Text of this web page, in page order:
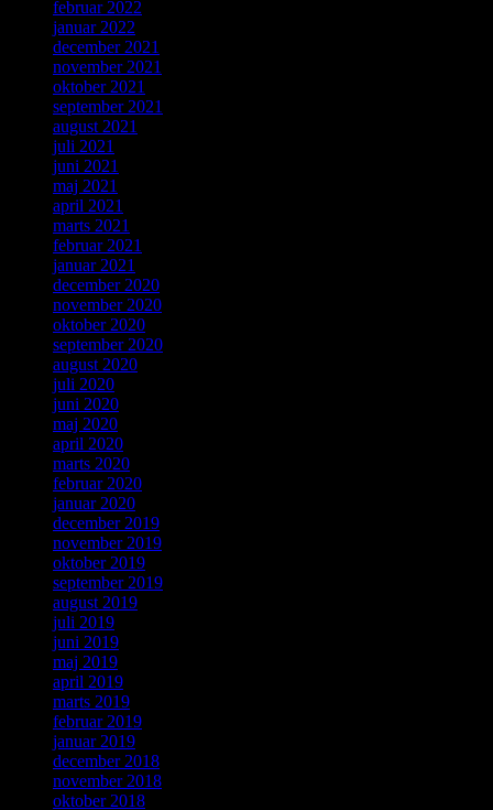
februar 2022
januar 2022
december 2021
november 2021
oktober 2021
september 2021
august 2021
juli 2021
juni 2021
maj 2021
april 2021
marts 2021
februar 2021
januar 2021
december 2020
november 2020
oktober 2020
september 2020
august 2020
juli 2020
juni 2020
maj 2020
april 2020
marts 2020
februar 2020
januar 2020
december 2019
november 2019
oktober 2019
september 2019
august 2019
juli 2019
juni 2019
maj 2019
april 2019
marts 2019
februar 2019
januar 2019
december 2018
november 2018
oktober 2018